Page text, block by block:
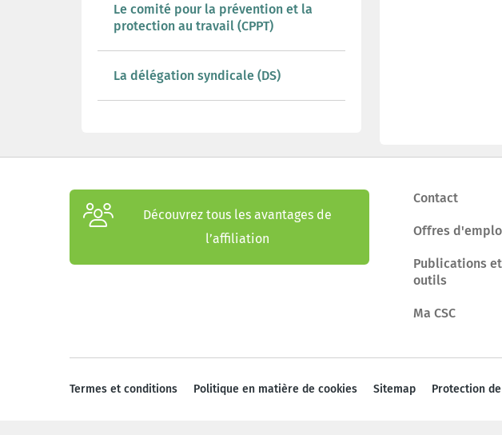
Le comité pour la prévention et la
protection au travail (CPPT)
La délégation syndicale (DS)
Découvrez tous les avantages de
l’affiliation
Contact
Offres
Publications et
outils
Ma CSC
Termes et conditions Politique en matière de cookies Sitemap Protection